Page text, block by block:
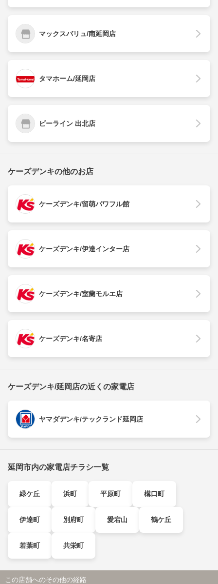
マックスバリュ/南延岡店
タマホーム/延岡店
ビーライン 出北店
ケーズデンキの他のお店
ケーズデンキ/留萌パワフル館
ケーズデンキ/伊達インター店
ケーズデンキ/室蘭モルエ店
ケーズデンキ/名寄店
ケーズデンキ/延岡店の近くの家電店
ヤマダデンキ/テックランド延岡店
延岡市内の家電店チラシ一覧
緑ケ丘 浜町 平原町 構口町
伊達町 別府町 愛宕山 鶴ケ丘
若葉町 共栄町
この店舗へのその他の経路